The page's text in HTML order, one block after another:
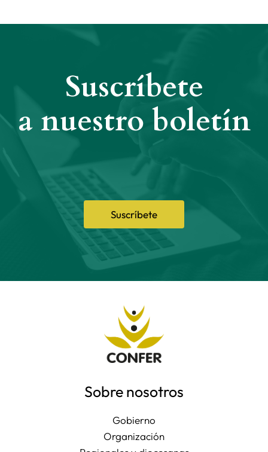
Suscríbete
Suscríbete
a nuestro boletín
Sobre nosotros
Gobierno
Organización